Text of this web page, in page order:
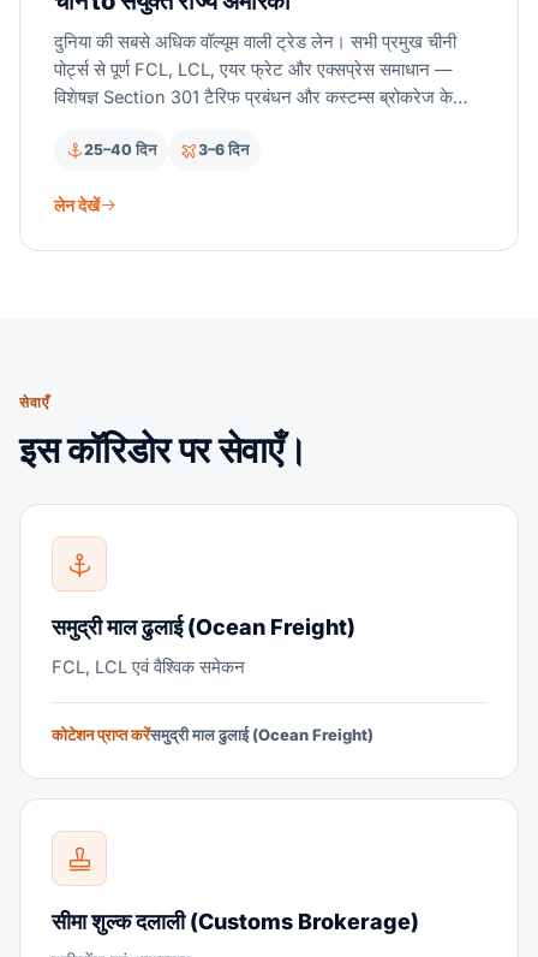
दुनिया की सबसे अधिक वॉल्यूम वाली ट्रेड लेन। सभी प्रमुख चीनी
पोर्ट्स से पूर्ण FCL, LCL, एयर फ्रेट और एक्सप्रेस समाधान —
विशेषज्ञ Section 301 टैरिफ प्रबंधन और कस्टम्स ब्रोकरेज के
25–40 दिन 3–6 दिन
लेन देखें
सेवाएँ
इस कॉरिडोर पर सेवाएँ।
समुद्री माल ढुलाई (Ocean Freight)
FCL, LCL एवं वैश्विक समेकन
कोटेशन प्राप्त करेंसमुद्री माल ढुलाई (Ocean Freight)
सीमा शुल्क दलाली (Customs Brokerage)